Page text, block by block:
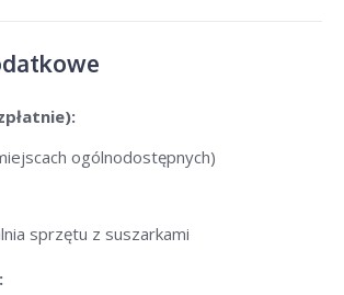
ogólnodostępnych)
sprzętu z suszarkami